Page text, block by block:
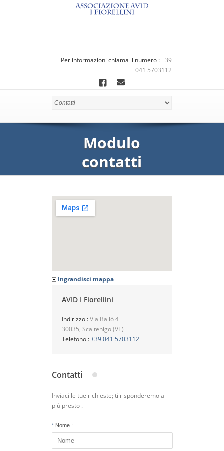
Per informazioni chiama ll numero :+39
041 5703112
Modulo
contatti
Ingrandisci mappa
AVID I Fiorellini
Indirizzo :Via Ballò 4
30035, Scaltenigo (VE)
Telefono :+39 041 5703112
Contatti
Inviaci le tue richieste; ti risponderemo al
più presto .
* Nome :